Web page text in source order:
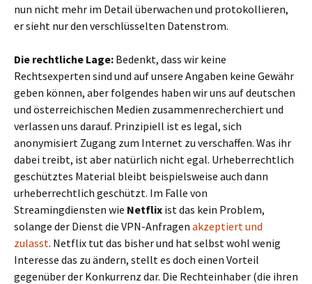
nun nicht mehr im Detail überwachen und protokollieren,
er sieht nur den verschlüsselten Datenstrom.
Die rechtliche Lage: Bedenkt, dass wir keine
Rechtsexperten sind und auf unsere Angaben keine Gewähr
geben können, aber folgendes haben wir uns auf deutschen
und österreichischen Medien zusammenrecherchiert und
verlassen uns darauf. Prinzipiell ist es legal, sich
anonymisiert Zugang zum Internet zu verschaffen. Was ihr
dabei treibt, ist aber natürlich nicht egal. Urheberrechtlich
geschütztes Material bleibt beispielsweise auch dann
urheberrechtlich geschützt. Im Falle von
Streamingdiensten wie Netflix ist das kein Problem,
solange der Dienst die VPN-Anfragen akzeptiert und
zulasst. Netflix tut das bisher und hat selbst wohl wenig
Interesse das zu ändern, stellt es doch einen Vorteil
gegenüber der Konkurrenz dar. Die Rechteinhaber (die ihren